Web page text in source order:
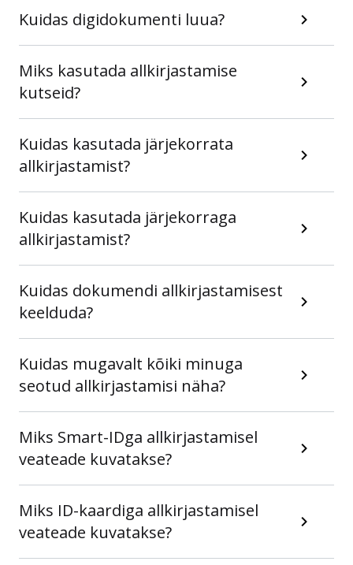
Kuidas digidokumenti luua?
Miks kasutada allkirjastamise
kutseid?
Kuidas kasutada järjekorrata
allkirjastamist?
Kuidas kasutada järjekorraga
allkirjastamist?
Kuidas dokumendi allkirjastamisest
keelduda?
Kuidas mugavalt kõiki minuga
seotud allkirjastamisi näha?
Miks Smart-IDga allkirjastamisel
veateade kuvatakse?
Miks ID-kaardiga allkirjastamisel
veateade kuvatakse?